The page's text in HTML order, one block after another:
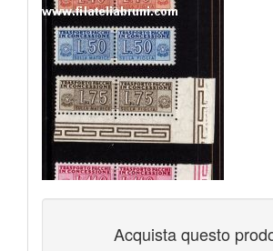
Acquista questo